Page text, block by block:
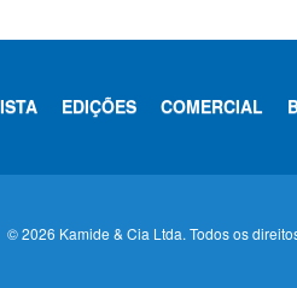
EDIÇÕES COMERCIAL
© 2026 Kamide & Cia Ltda. Todos os